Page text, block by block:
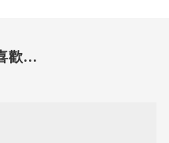
歡...